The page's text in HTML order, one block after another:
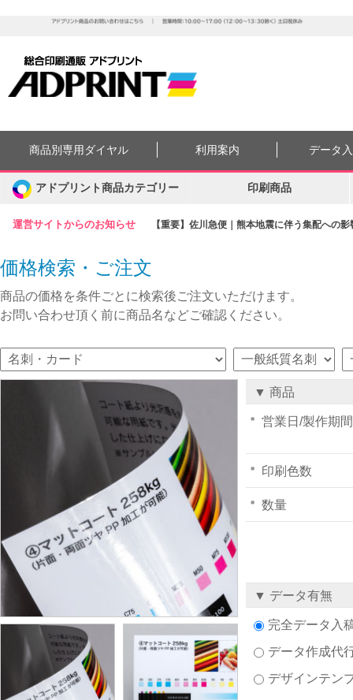
運営サイトからのお知らせ 【重要】佐川急便｜熊本地震に伴う集配への
商品別専用ダイヤル 利用案内 データ
アドプリント商品カテゴリー 印刷商品
価格検索・ご注文
商品の価格を条件ごとに検索後ご注文いただけます。
お問い合わせ頂く前に商品名などご確認ください。
▼ 商品
営業日/製作期間
印刷色数
数量
▼ データ有無
完全データ入
データ作成代
デザインテン